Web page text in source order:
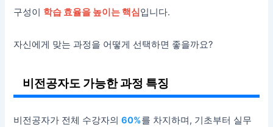
구성이 학습 효율을 높이는 핵심입니다.
자신에게 맞는 과정을 어떻게 선택하면 좋을까요?
비전공자도 가능한 과정 특징
비전공자가 전체 수강자의60%를 차지하며, 기초부터 실무